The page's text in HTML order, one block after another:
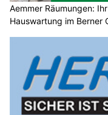
Aemmer Räumungen:
Hauswartung im Berner